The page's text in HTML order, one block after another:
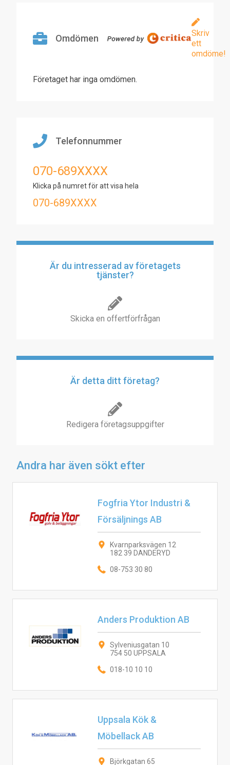
Omdömen
Skriv
ett
omdöme!
Företaget har inga omdömen.
Telefonnummer
070-689XXXX
Klicka på numret för att visa hela
070-689XXXX
Är du intresserad av företagets
tjänster?
Skicka en offertförfrågan
Är detta ditt företag?
Redigera företagsuppgifter
Andra har även sökt efter
Fogfria Ytor Industri &
Försäljnings AB
Kvarnparksvägen 12
182 39 DANDERYD
08-753 30 80
Anders Produktion AB
Sylveniusgatan 10
754 50 UPPSALA
018-10 10 10
Uppsala Kök &
Möbellack AB
Björkgatan 65